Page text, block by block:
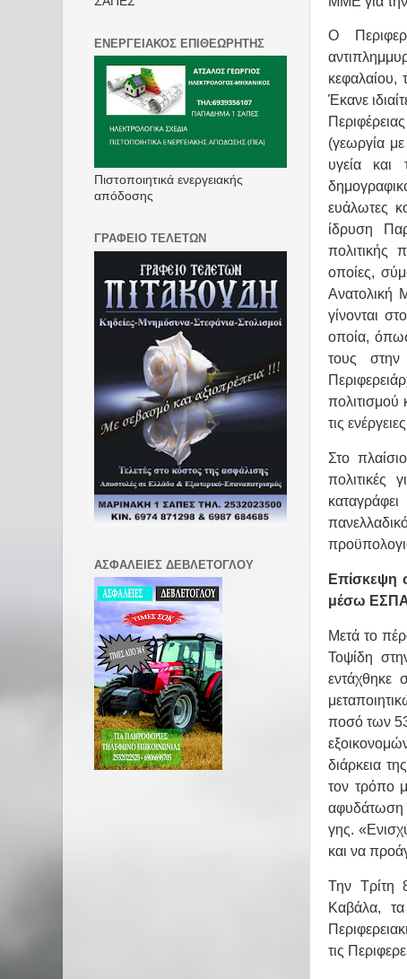
Ο
κεφαλαίου,
Έκανε
(γεωργία
υγεία και
ευάλωτες
ίδρυση
πολιτικής
οποίες,
Ανατολική
γίνονται
οποία,
τους
τις
Στο
πολιτικές
Επίσκεψη
μέσω ΕΣΠΑ
Μετά το
Τοψίδη
εντάχθηκε
ποσό των
διάρκεια
τον τρόπο
αφυδάτωση
γης.
και να
Την Τρίτη
Καβάλα,
τις
ΕΝΕΡΓΕΙΑΚΟΣ ΕΠΙΘΕΩΡΗΤΗΣ
Πιστοποιητικά ενεργειακής
απόδοσης
ΓΡΑΦΕΙΟ ΤΕΛΕΤΩΝ
ΑΣΦΑΛΕΙΕΣ ΔΕΒΛΕΤΟΓΛΟΥ